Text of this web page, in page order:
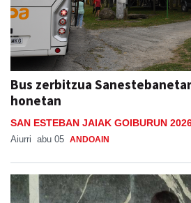
Bus zerbitzua
honetan
SAN ESTEBAN JAIAK GOIBURUN
Aiurri abu 05 ANDOAIN